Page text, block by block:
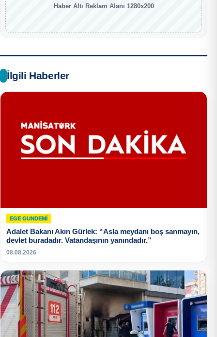
Haber Altı Reklam Alanı 1280x200
İlgili Haberler
EGE GUNDEMİ
Adalet Bakanı Akın Gürlek: “Asla meydanı boş sanmayın,
devlet buradadır. Vatandaşının yanındadır.”
08.08.2026